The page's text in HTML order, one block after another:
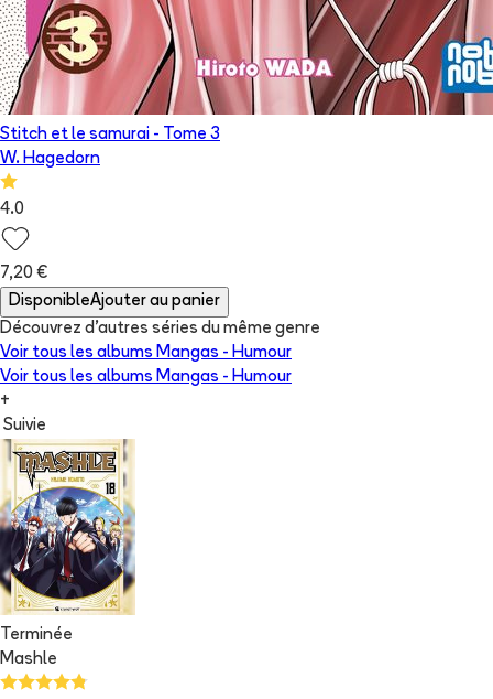
Stitch et le samurai - Tome 3
W. Hagedorn
4.0
7,20 €
DisponibleAjouter au panier
Découvrez d'autres séries du même genre
Voir tous les albums Mangas - Humour
Voir tous les albums Mangas - Humour
+
Suivie
Terminée
Mashle